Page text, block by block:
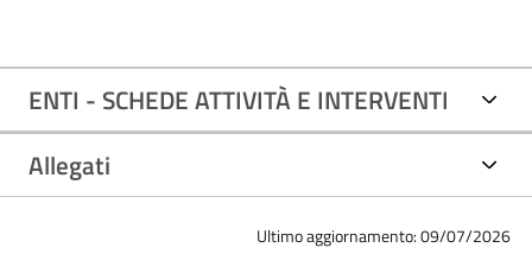
ENTI - SCHEDE ATTIVITÀ E INTERVENTI
Allegati
Ultimo aggiornamento: 09/07/2026